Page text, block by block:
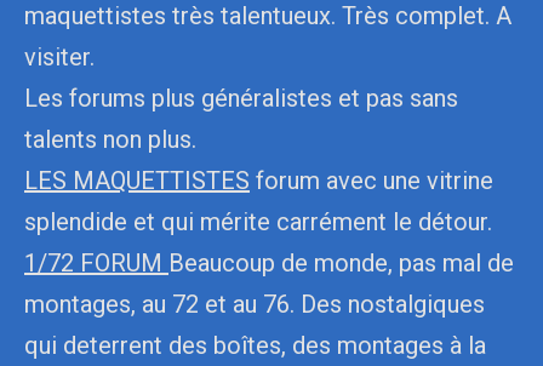
maquettistes très talentueux. Très complet. A
visiter.
Les forums plus généralistes et pas sans
talents non plus.
LES MAQUETTISTES forum avec une vitrine
splendide et qui mérite carrément le détour.
1/72 FORUM Beaucoup de monde, pas mal de
montages, au 72 et au 76. Des nostalgiques
qui deterrent des boîtes, des montages à la